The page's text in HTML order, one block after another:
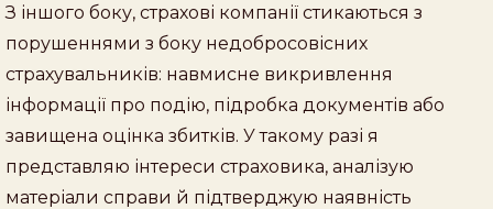
З іншого боку, страхові компанії стикаються з
порушеннями з боку недобросовісних
страхувальників: навмисне викривлення
інформації про подію, підробка документів або
завищена оцінка збитків. У такому разі я
представляю інтереси страховика, аналізую
матеріали справи й підтверджую наявність